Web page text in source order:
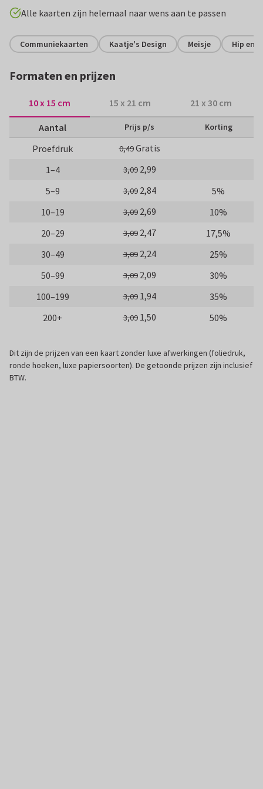
Alle kaarten zijn helemaal naar wens aan te passen
Communiekaarten Kaatje's Design Meisje Hip en
Formaten en prijzen
10 x 15 cm 15 x 21 cm 21 x 30 cm
Aantal Prijs p/s Korting
Proefdruk 0,49Gratis
1–4
3,09 2,99
5–9
3,09 2,84
5%
10–19
3,09 2,69
10%
20–29
3,09 2,47
17,5%
30–49
3,09 2,24
25%
50–99
3,09 2,09
30%
100–199
3,09 1,94
35%
200+
3,09 1,50 50%
Dit zijn de prijzen van een kaart zonder luxe afwerkingen (foliedruk,
ronde hoeken, luxe papiersoorten). De getoonde prijzen zijn inclusief
BTW.